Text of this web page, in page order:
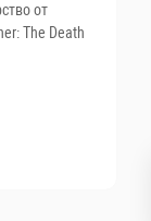
от
The Death